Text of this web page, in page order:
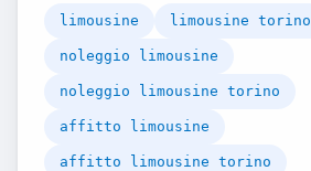
limousine limousine torino
noleggio limousine
noleggio limousine torino
affitto limousine
affitto limousine torino